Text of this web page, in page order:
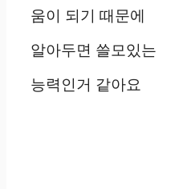
움이 되기 때문에
알아두면 쓸모있는
능력인거 같아요